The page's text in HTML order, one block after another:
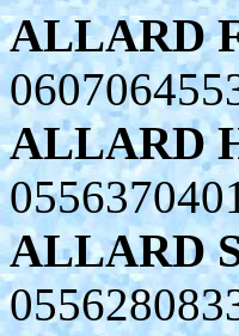
ALLARD
ALLARD
ALLARD